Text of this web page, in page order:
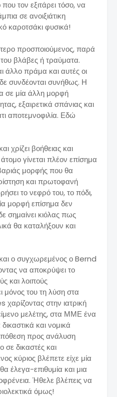
τον εξιτάρει τόσο, να
σε ανοιξιάτικη
καροτσάκι φυσικά!
προσποιούμενος, παρά
βλάβες ή τραύματα.
άλλο πράμα και αυτές οι
συνδέονται συνήθως. Η
σε μία άλλη μορφή
εξαιρετικά σπάνιας και
αποτεμνοφιλία. Εδώ
χρίζει βοήθειας και
γίνεται πλέον επίσημα
μορφής που θα
και πρωτοφανή
το νεφρό του, το πόδι,
μορφή επίσημα δεν
σημαίνει κιόλας πως
θα καταλήξουν και
ο συγχωρεμένος ο Bernd
να αποκρύψει το
και λοιπούς
μόνος του τη λύση στα
στην ιατρική
μελέτης, στα ΜΜΕ ένα
και νομικά
προς ανάλυση
δικαστές και
κύριος βλέπετε είχε μία
έλεγα-επιθυμία και μια
Ήθελε βλέπεις να
όμως!